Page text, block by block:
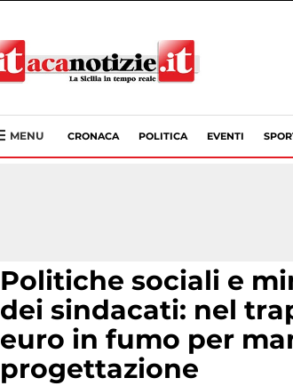
MENU CRONACA POLITICA EVENTI
Politiche sociali e
dei sindacati: nel
euro in fumo per
progettazione